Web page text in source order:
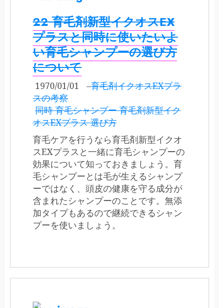
22 育毛剤新型イクオスEX
プラスと同時に使いたいよ
い育毛シャンプーの選び方
について
1970/01/01 –育毛剤イクオスEXプラ
スの考察
同時 育毛シャンプー 育毛剤新型イク
オスEXプラス 選び方
育毛ケアを行うなら育毛剤新型イクオ
スEXプラスと一緒に育毛シャンプーの
効果について知っておきましょう。育
毛シャンプーとは毛が生えるシャンプ
ーではなく、頭皮の健康を守る成分が
含まれたシャンプーのことです。無添
加タイプもあるので継続できるシャン
プーを使いましょう。